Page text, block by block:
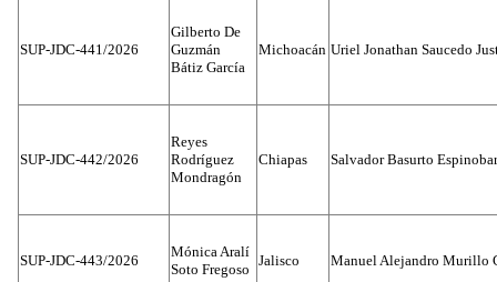
SUP-JDC-441/2026
Gilberto De
Guzmán
Bátiz García
Michoacán Uriel Jonathan Saucedo
SUP-JDC-442/2026
Reyes
Rodríguez
Mondragón
Chiapas Salvador Basurto
SUP-JDC-443/2026
Mónica Aralí
Soto Fregoso
Jalisco Manuel Alejandro Murillo